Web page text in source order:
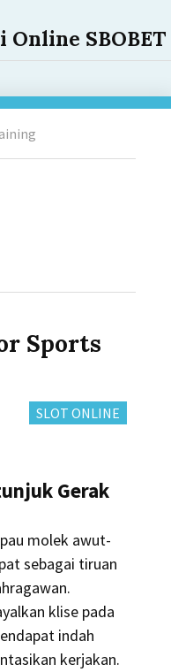
Online SBOBET
Sports
CATEGORIES:
SLOT ONLINE
Gerak
molek awut-
sebagai tiruan
klise pada
indah
kerjakan.